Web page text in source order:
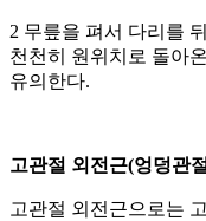
2 무릎을 펴서 다리를
천천히 원위치로 돌아
유의한다.
고관절 외전근(엉덩관
고관절 외전근으로는